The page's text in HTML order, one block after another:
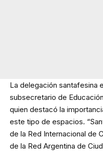
La delegación santafesina
subsecretario de
quien destacó la
este tipo de espacios.
de la Red Internacional de
de la Red Argentina de